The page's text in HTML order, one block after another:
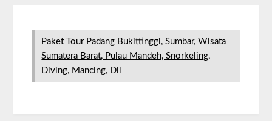
Paket Tour Padang Bukittinggi, Sumbar, Wisata
Sumatera Barat, Pulau Mandeh, Snorkeling,
Diving, Mancing, Dll